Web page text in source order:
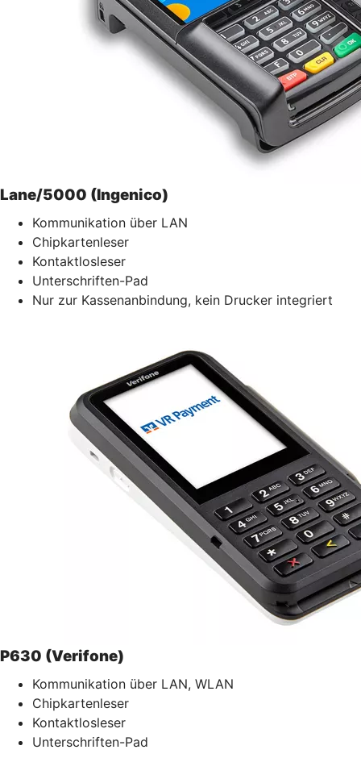
Lane/5000 (Ingenico)
Kommunikation über LAN
Chipkartenleser
Kontaktlosleser
Unterschriften-Pad
Nur zur Kassenanbindung, kein Drucker integriert
P630 (Verifone)
Kommunikation über LAN, WLAN
Chipkartenleser
Kontaktlosleser
Unterschriften-Pad